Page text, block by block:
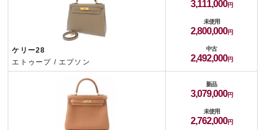
ケリー28
エトゥープ / エプソン
3,111,000
未使用
2,800,000
中古
2,492,000
新品
3,079,000
未使用
2,762,000